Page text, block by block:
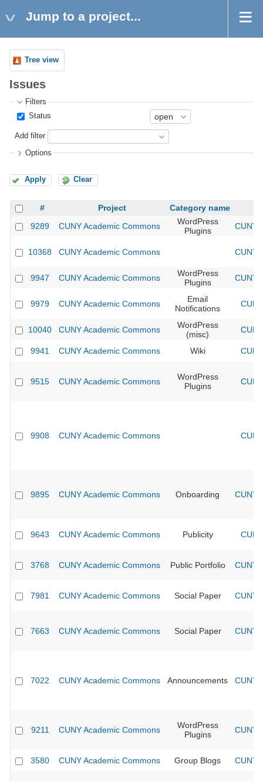
Jump to a project...
Tree view
Issues
Filters
Status
Add filter
Options
Apply Clear
# Project
Category name
9289
CUNY Academic Commons
WordPress
Plugins
CUNY
10368 CUNY Academic Commons CUNY
9947 CUNY Academic Commons
WordPress
Plugins
CUNY
9979 CUNY Academic Commons
Email
Notifications
10040 CUNY Academic Commons
WordPress
(misc)
9941 CUNY Academic Commons Wiki
9515 CUNY Academic Commons
WordPress
Plugins
9908 CUNY Academic Commons
9895 CUNY Academic Commons Onboarding CUNY
9643 CUNY Academic Commons Publicity
3768 CUNY Academic Commons Public Portfolio CUNY
7981 CUNY Academic Commons Social Paper CUNY
7663 CUNY Academic Commons Social Paper CUNY
7022 CUNY Academic Commons Announcements CUNY
9211 CUNY Academic Commons
WordPress
Plugins
CUNY
3580 CUNY Academic Commons Group Blogs CUNY